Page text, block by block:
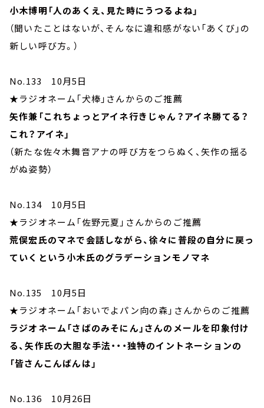
小木博明「人のあくえ、見た時にうつるよね」
（聞いたことはないが、そんなに違和感がない「あくび」の
新しい呼び方。）
No.133 10月5日
★ラジオネーム「犬棒」さんからのご推薦
矢作兼「これちょっとアイネ行きじゃん？アイネ勝てる？
これ？アイネ」
（新たな佐々木舞音アナの呼び方をつらぬく、矢作の揺る
がぬ姿勢）
No.134 10月5日
★ラジオネーム「佐野元夏」さんからのご推薦
荒俣宏氏のマネで会話しながら、徐々に普段の自分に戻っ
ていくという小木氏のグラデーションモノマネ
No.135 10月5日
★ラジオネーム「おいでよパン向の森」さんからのご推薦
ラジオネーム「さばのみそにん」さんのメールを印象付け
る、矢作氏の大胆な手法・・・独特のイントネーションの
「皆さんこんばんは」
No.136 10月26日